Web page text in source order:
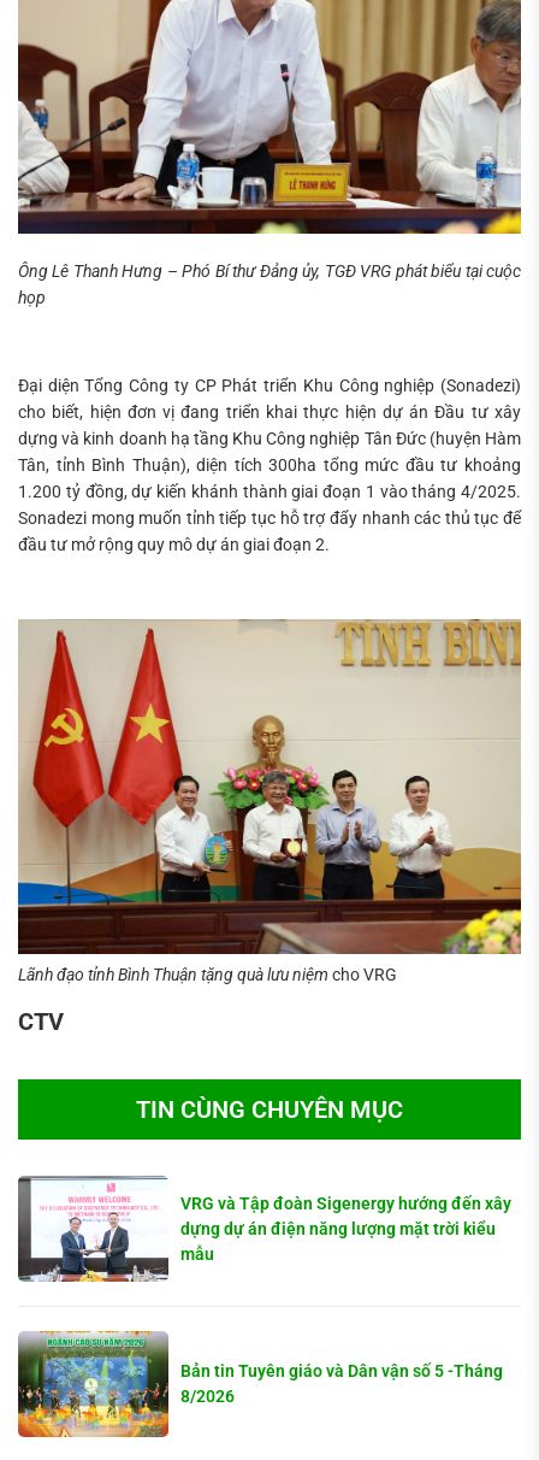
Ông Lê Thanh Hưng – Phó Bí thư Đảng ủy, TGĐ VRG phát biểu tại cuộc
họp
Đại diện Tổng Công ty CP Phát triển Khu Công nghiệp (Sonadezi)
cho biết, hiện đơn vị đang triển khai thực hiện dự án Đầu tư xây
dựng và kinh doanh hạ tầng Khu Công nghiệp Tân Đức (huyện Hàm
Tân, tỉnh Bình Thuận), diện tích 300ha tổng mức đầu tư khoảng
1.200 tỷ đồng, dự kiến khánh thành giai đoạn 1 vào tháng 4/2025.
Sonadezi mong muốn tỉnh tiếp tục hỗ trợ đẩy nhanh các thủ tục để
đầu tư mở rộng quy mô dự án giai đoạn 2.
Lãnh đạo tỉnh Bình Thuận tặng quà lưu niệm cho VRG
CTV
TIN CÙNG CHUYÊN MỤC
VRG và Tập đoàn Sigenergy hướng đến xây
dựng dự án điện năng lượng mặt trời kiểu
mẫu
Bản tin Tuyên giáo và Dân vận số 5 -Tháng
8/2026